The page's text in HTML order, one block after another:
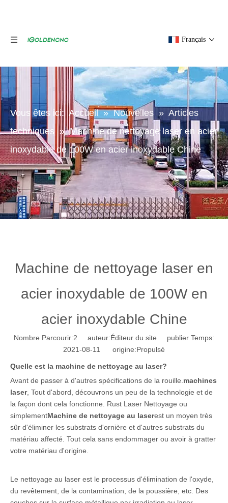
Français
Vous êtes ici: Accueil » Nouvelles » Articles
techniques » Machine de nettoyage laser en acier
inoxydable de 100W en acier inoxydable Chine
Machine de nettoyage laser en
acier inoxydable de 100W en
acier inoxydable Chine
Nombre Parcourir:2 auteur:Éditeur du site publier Temps:
2021-08-11 origine:Propulsé
Quelle est la machine de nettoyage au laser?
Avant de passer à d'autres spécifications de la rouille. machines
laser, Tout d'abord, découvrons un peu de la technologie et de
la façon dont cela fonctionne. Rust Laser Nettoyage ou
simplementMachine de nettoyage au laserest un moyen très
sûr d'éliminer les substrats d'ornière et d'autres substrats du
matériau affecté. Tout cela sans endommager ou avoir à gratter
votre matériau d'origine.
Le nettoyage au laser est le processus d'élimination de l'oxyde,
du revêtement, de la contamination, de la poussière, etc. Des